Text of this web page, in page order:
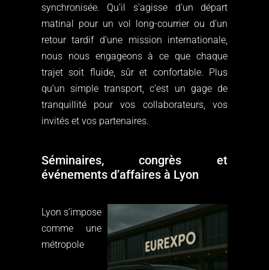
synchronisée. Qu’il s’agisse d’un départ
matinal pour un vol long-courrier ou d’un
retour tardif d’une mission internationale,
nous nous engageons à ce que chaque
trajet soit fluide, sûr et confortable. Plus
qu’un simple transport, c’est un gage de
tranquillité pour vos collaborateurs, vos
invités et vos partenaires.
Séminaires, congrès et
événements d’affaires à Lyon
Lyon s’impose
comme une
métropole